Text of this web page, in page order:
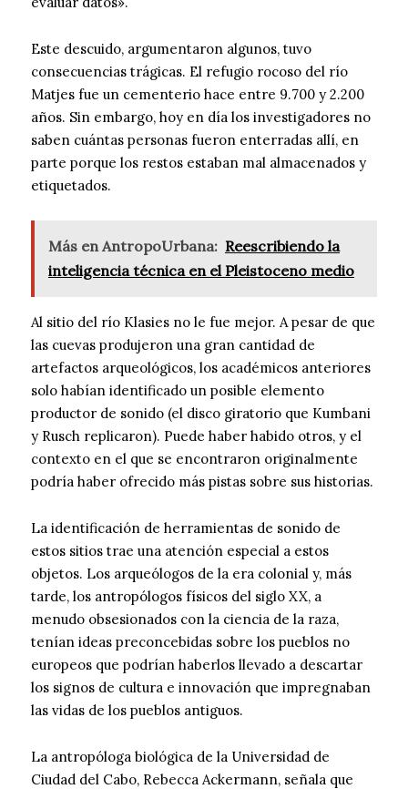
Este descuido, argumentaron algunos, tuvo
consecuencias trágicas. El refugio rocoso del río
Matjes fue un cementerio hace entre 9.700 y 2.200
años. Sin embargo, hoy en día los investigadores no
saben cuántas personas fueron enterradas allí, en
parte porque los restos estaban mal almacenados y
etiquetados.
Más en AntropoUrbana: Reescribiendo la
inteligencia técnica en el Pleistoceno medio
Al sitio del río Klasies no le fue mejor. A pesar de que
las cuevas produjeron una gran cantidad de
artefactos arqueológicos, los académicos anteriores
solo habían identificado un posible elemento
productor de sonido (el disco giratorio que Kumbani
y Rusch replicaron). Puede haber habido otros, y el
contexto en el que se encontraron originalmente
podría haber ofrecido más pistas sobre sus historias.
La identificación de herramientas de sonido de
estos sitios trae una atención especial a estos
objetos. Los arqueólogos de la era colonial y, más
tarde, los antropólogos físicos del siglo XX, a
menudo obsesionados con la ciencia de la raza,
tenían ideas preconcebidas sobre los pueblos no
europeos que podrían haberlos llevado a descartar
los signos de cultura e innovación que impregnaban
las vidas de los pueblos antiguos.
La antropóloga biológica de la Universidad de
Ciudad del Cabo, Rebecca Ackermann, señala que